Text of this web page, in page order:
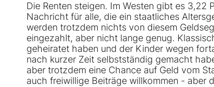
Die Renten steigen. Im Westen gibt es 3,22
Nachricht für alle, die ein staatliches
werden trotzdem nichts von diesem
eingezahlt, aber nicht lange genug.
geheiratet haben und der Kinder wegen
nach kurzer Zeit selbstständig gemacht
aber trotzdem eine Chance auf Geld vom
auch freiwillige Beiträge willkommen - aber